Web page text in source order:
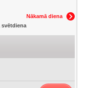
Nākamā diena
svētdiena